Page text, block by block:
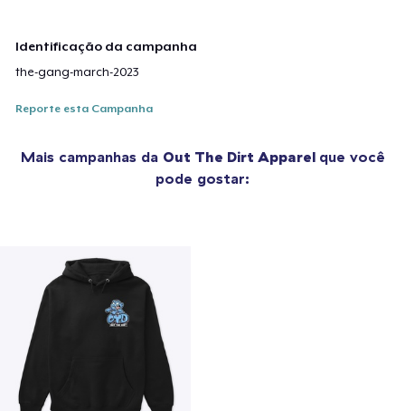
Identificação da campanha
the-gang-march-2023
Reporte esta Campanha
Mais campanhas da Out The Dirt Apparel que você
pode gostar: